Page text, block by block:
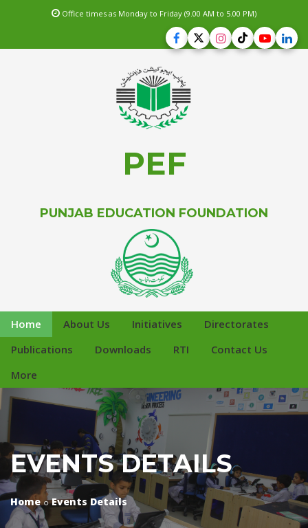
Office times as Monday to Friday (9.00 AM to 5.00 PM)
PEF
PUNJAB EDUCATION FOUNDATION
Home About Us Initiatives
Directorates
Publications
Downloads RTI
Contact Us
More
EVENTS DETAILS
Home Events Details